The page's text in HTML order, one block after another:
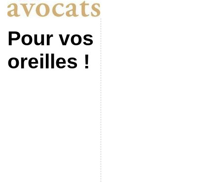
Pour vos
oreilles !